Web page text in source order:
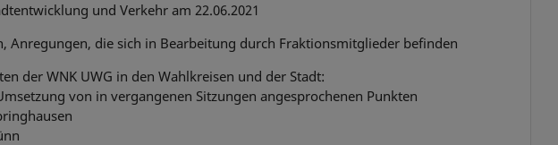
und Verkehr am 22.06.2021
Anregungen, die sich in Bearbeitung durch Fraktionsmitglieder befinden
der WNK UWG in den Wahlkreisen und der Stadt:
von in vergangenen Sitzungen angesprochenen Punkten